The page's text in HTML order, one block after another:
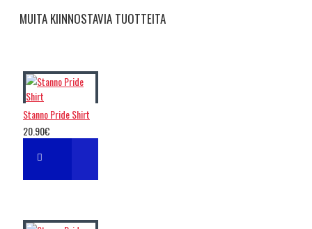
MUITA KIINNOSTAVIA TUOTTEITA
Stanno Pride Shirt
20.90€